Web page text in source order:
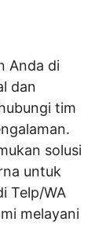
Anda di
dan
tim
solusi
untuk
Telp/WA
melayani